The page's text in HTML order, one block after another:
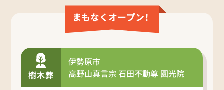
まもなくオープン！
樹木葬
伊勢原市
高野山真言宗 石田不動尊 圓光院